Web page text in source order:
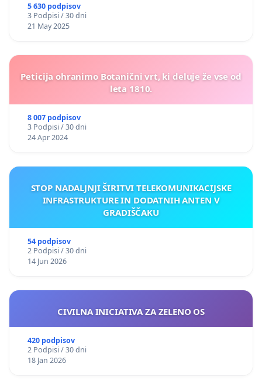
5 630 podpisov
3 Podpisi / 30 dni
21 May 2025
Peticija ohranimo Botanični vrt, ki deluje že vse od
leta 1810.
8 007 podpisov
3 Podpisi / 30 dni
24 Apr 2024
STOP NADALJNJI ŠIRITVI TELEKOMUNIKACIJSKE
INFRASTRUKTURE IN DODATNIH ANTEN V
GRADIŠČAKU
54 podpisov
2 Podpisi / 30 dni
14 Jun 2026
CIVILNA INICIATIVA ZA ZELENO OS
420 podpisov
2 Podpisi / 30 dni
18 Jan 2026